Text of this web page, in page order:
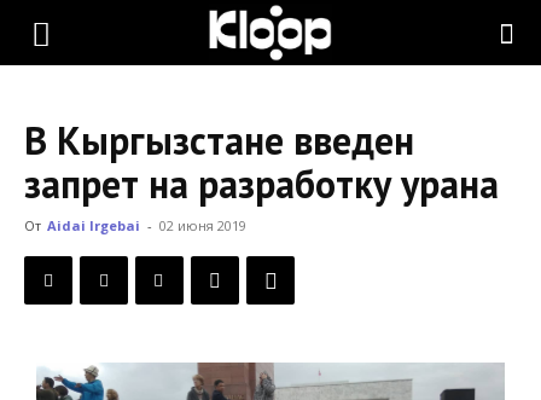
KLOOP.KG
Новости
В Кыргызстане введен
запрет на разработку урана
От Aidai Irgebai - 02 июня 2019